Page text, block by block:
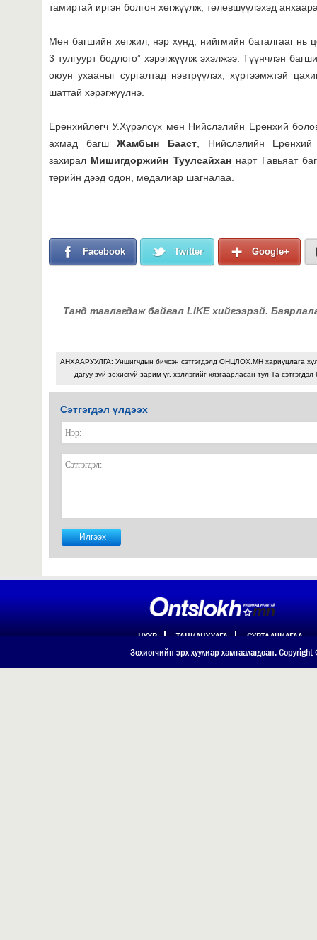
тамиртай иргэн болгон хөгжүүлж, төлөвшүүлэхэд
Мөн багшийн хөгжил, нэр хүнд, нийгмийн баталгааг нь
3 тулгуурт бодлого” хэрэгжүүлж эхэлжээ. Түүнчлэн
оюун ухааныг сургалтад нэвтрүүлэх, хүртээмжтэй
шаттай хэрэгжүүлнэ.
Ерөнхийлөгч У.Хүрэлсүх мөн Нийслэлийн Ерөнхий
ахмад багшЖамбын Бааст , Нийслэлийн
захирал Мишигдоржийн Туулсайханнарт Гавьяат
төрийн дээд одон, медалиар шагналаа.
Facebook Twitter Google+
Танд таалагдаж байвал LIKE хийгээрэй.
АНХААРУУЛГА: Уншигчдын бичсэн сэтгэгдэлд ОНЦЛОХ.МН хариуцлага
дагуу зүй зохисгүй зарим үг, хэллэгийг хязгаарласан тул Та
Сэтгэгдэл үлдээх
НҮҮР ТАНИЛЦУУЛГА СУРТАЛЧИЛГАА
ХОЛБОО БАРИХ
Зохиогчийн эрх хуулиар хамгаалагдсан.